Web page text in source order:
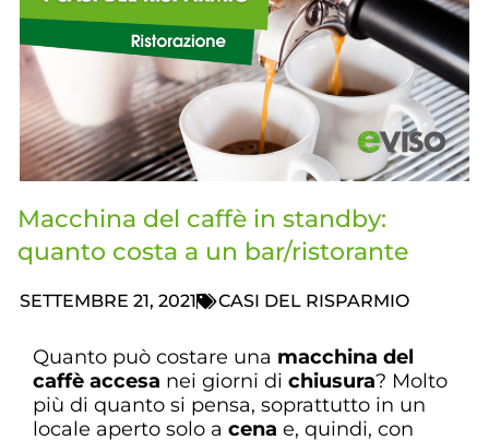
Macchina del caffè in standby:
quanto costa a un bar/ristorante
SETTEMBRE 21, 2021 CASI DEL RISPARMIO
Quanto può costare una macchina del
caffè accesa nei giorni di chiusura? Molto
più di quanto si pensa, soprattutto in un
locale aperto solo a cena e, quindi, con